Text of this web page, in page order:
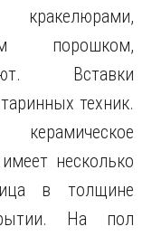
кракелюрами,
порошком,
Вставки
техник.
несколько
в толщине
На пол